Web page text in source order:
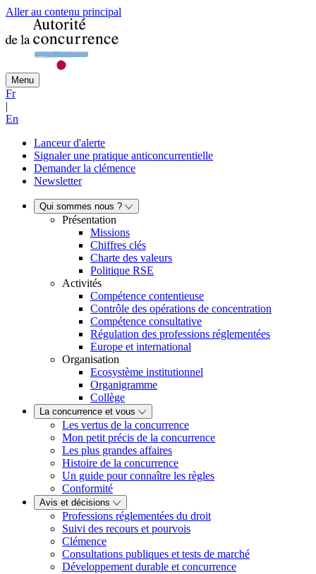
Aller au contenu principal
Menu
Fr
|
En
Lanceur d'alerte
Signaler une pratique anticoncurrentielle
Demander la clémence
Newsletter
Qui sommes nous ?
Présentation
Missions
Chiffres clés
Charte des valeurs
Politique RSE
Activités
Compétence contentieuse
Contrôle des opérations de concentration
Compétence consultative
Régulation des professions réglementées
Europe et international
Organisation
Ecosystème institutionnel
Organigramme
Collège
La concurrence et vous
Les vertus de la concurrence
Mon petit précis de la concurrence
Les plus grandes affaires
Histoire de la concurrence
Un guide pour connaître les règles
Conformité
Avis et décisions
Professions réglementées du droit
Suivi des recours et pourvois
Clémence
Consultations publiques et tests de marché
Développement durable et concurrence